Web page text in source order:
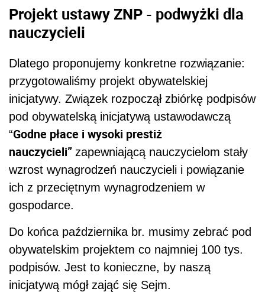
Projekt ustawy ZNP - podwyżki dla
nauczycieli
Dlatego proponujemy konkretne rozwiązanie:
przygotowaliśmy projekt obywatelskiej
inicjatywy. Związek rozpoczął zbiórkę podpisów
pod obywatelską inicjatywą ustawodawczą
“Godne płace i wysoki prestiż
nauczycieli” zapewniającą nauczycielom stały
wzrost wynagrodzeń nauczycieli i powiązanie
ich z przeciętnym wynagrodzeniem w
gospodarce.
Do końca października br. musimy zebrać pod
obywatelskim projektem co najmniej 100 tys.
podpisów. Jest to konieczne, by naszą
inicjatywą mógł zająć się Sejm.